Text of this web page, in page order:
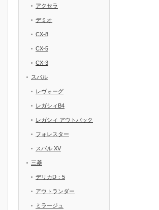
アクセラ
デミオ
CX-8
CX-5
CX-3
スバル
レヴォーグ
レガシィB4
レガシィ アウトバック
フォレスター
スバル XV
三菱
デリカD：5
アウトランダー
ミラージュ